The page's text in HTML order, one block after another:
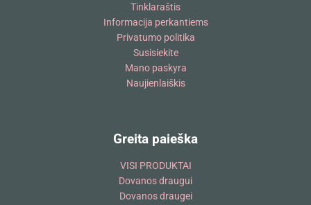
Tinklaraštis
Informacija perkantiems
Privatumo politika
Susisiekite
Mano paskyra
Naujienlaiškis
Greita paieška
VISI PRODUKTAI
Dovanos draugui
Dovanos draugei